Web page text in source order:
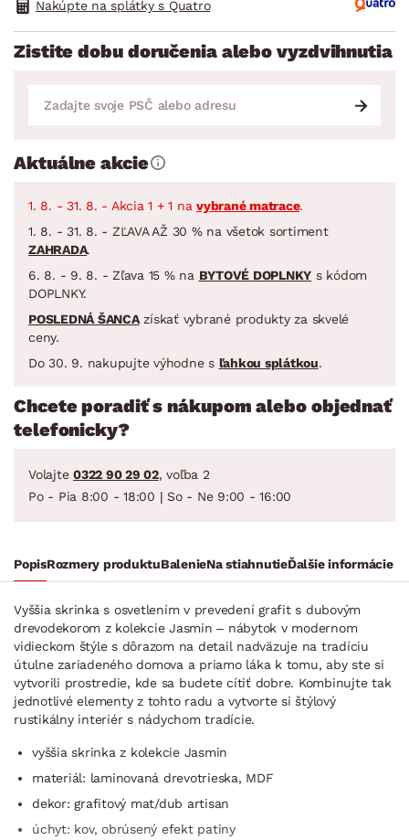
Nakúpte na splátky s Quatro
Zistite dobu doručenia alebo vyzdvihnutia
Aktuálne akcie
1. 8. - 31. 8. - Akcia 1 + 1 na vybrané matrace.
1. 8. - 31. 8. - ZĽAVA AŽ 30 % na všetok sortiment
ZAHRADA.
6. 8. - 9. 8. - Zľava 15 % na BYTOVÉ DOPLNKY s kódom
DOPLNKY.
POSLEDNÁ ŠANCAzískať vybrané produkty za skvelé
ceny.
Do 30. 9. nakupujte výhodne s ľahkou splátkou.
Chcete poradiť s nákupom alebo objednať
telefonicky?
Volajte 0322 90 29 02, voľba 2
Po - Pia 8:00 - 18:00 | So - Ne 9:00 - 16:00
PopisRozmery produktuBalenieNa stiahnutieĎalšie informácie
Vyššia skrinka s osvetlením v prevedení grafit s dubovým
drevodekorom z kolekcie Jasmin – nábytok v modernom
vidieckom štýle s dôrazom na detail nadväzuje na tradíciu
útulne zariadeného domova a priamo láka k tomu, aby ste si
vytvorili prostredie, kde sa budete cítiť dobre. Kombinujte tak
jednotlivé elementy z tohto radu a vytvorte si štýlový
rustikálny interiér s nádychom tradície.
vyššia skrinka z kolekcie Jasmin
materiál: laminovaná drevotrieska, MDF
dekor: grafitový mat/dub artisan
úchyt: kov, obrúsený efekt patiny